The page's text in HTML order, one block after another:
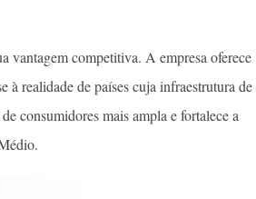
vantagem competitiva. A empresa oferece
realidade de países cuja infraestrutura de
consumidores mais ampla e fortalece a